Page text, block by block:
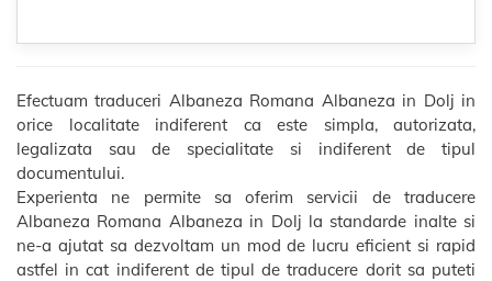
Efectuam traduceri Albaneza Romana Albaneza in Dolj in
orice localitate indiferent ca este simpla, autorizata,
legalizata sau de specialitate si indiferent de tipul
documentului.
Experienta ne permite sa oferim servicii de traducere
Albaneza Romana Albaneza in Dolj la standarde inalte si
ne-a ajutat sa dezvoltam un mod de lucru eficient si rapid
astfel in cat indiferent de tipul de traducere dorit sa puteti